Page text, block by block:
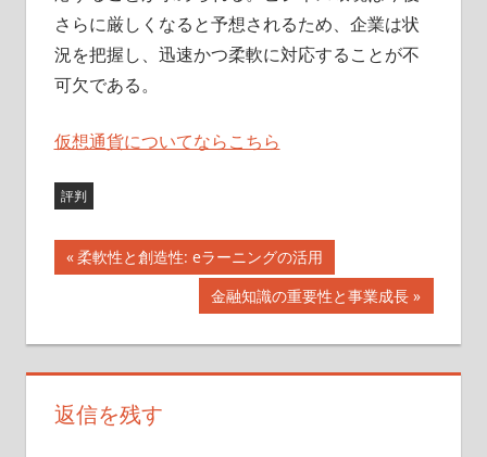
さらに厳しくなると予想されるため、企業は状
況を把握し、迅速かつ柔軟に対応することが不
可欠である。
仮想通貨についてならこちら
評判
投
ナ
ビ
前
柔軟性と創造性: eラーニングの活用
次
記
事:
金融知識の重要性と事業成長
返信を残す